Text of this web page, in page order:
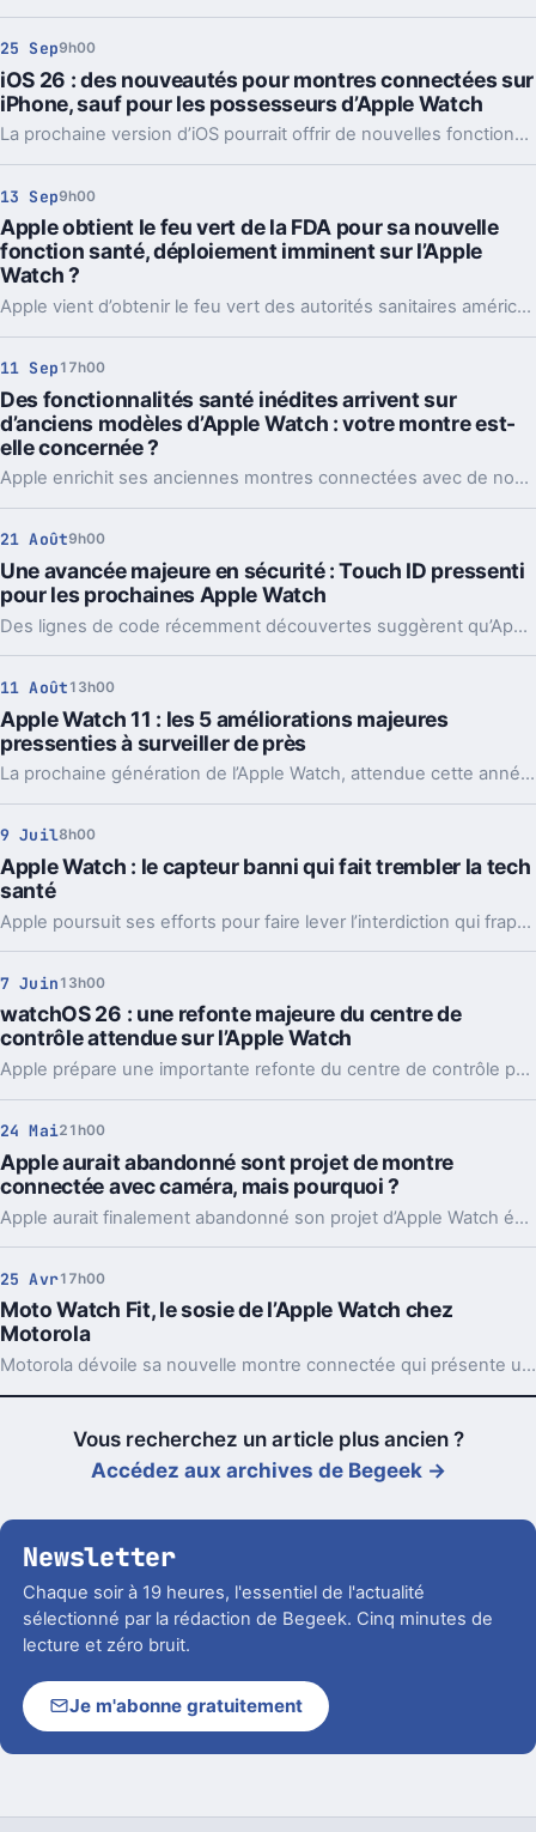
25 Sep9h00
iOS 26 : des nouveautés pour montres connectées sur
iPhone, sauf pour les possesseurs d’Apple Watch
La prochaine version d’iOS pourrait offrir de nouvelles fonctionnalités pour mieux gérer les montres connectées sur iPhone. Cependant, ces améliorations seraient principalement destinées aux utilisateurs qui ne possèdent pas déjà une Apple Watch.
13 Sep9h00
Apple obtient le feu vert de la FDA pour sa nouvelle
fonction santé, déploiement imminent sur l’Apple
Watch ?
Apple vient d’obtenir le feu vert des autorités sanitaires américaines pour la dernière fonctionnalité de suivi de santé de l’Apple Watch, qui sera disponible dès la semaine prochaine pour les utilisateurs de la montre connectée du géant californien.
11 Sep 17h00
Des fonctionnalités santé inédites arrivent sur
d’anciens modèles d’Apple Watch : votre montre est-
elle concernée ?
Apple enrichit ses anciennes montres connectées avec de nouvelles fonctionnalités de suivi de la santé. Découvrez si votre modèle fait partie des appareils concernés par cette mise à jour, qui promet d’améliorer le suivi du bien-être au quotidien.
21 Août9h00
Une avancée majeure en sécurité : Touch ID pressenti
pour les prochaines Apple Watch
Des lignes de code récemment découvertes suggèrent qu’Apple prépare l’intégration de Touch ID sur ses prochaines Apple Watch, marquant ainsi une avancée importante en matière de sécurité pour les futurs modèles de la montre connectée.
11 Août 13h00
Apple Watch 11 : les 5 améliorations majeures
pressenties à surveiller de près
La prochaine génération de l’Apple Watch, attendue cette année, suscite déjà l’intérêt avec plusieurs améliorations majeures évoquées par les rumeurs. Cinq nouveautés particulièrement marquantes pourraient transformer l’expérience utilisateur et renforcer la position d’Apple sur le marché des montres connectées.
9 Juil8h00
Apple Watch : le capteur banni qui fait trembler la tech
santé
Apple poursuit ses efforts pour faire lever l’interdiction qui frappe le capteur d’oxygène sanguin de ses montres connectées, contestée sur fond de litige juridique.
7 Juin 13h00
watchOS 26 : une refonte majeure du centre de
contrôle attendue sur l’Apple Watch
Apple prépare une importante refonte du centre de contrôle pour l’Apple Watch avec la prochaine version watchOS 26. Les premières informations laissent entrevoir des changements notables dans l’interface et les fonctionnalités proposées aux utilisateurs.
24 Mai21h00
Apple aurait abandonné sont projet de montre
connectée avec caméra, mais pourquoi ?
Apple aurait finalement abandonné son projet d’Apple Watch équipée d’une caméra. Des difficultés techniques et des compromis sur le design pourraient expliquer ce choix, alors que la marque repense ses priorités pour ses futures innovations connectées.
25 Avr17h00
Moto Watch Fit, le sosie de l’Apple Watch chez
Motorola
Motorola dévoile sa nouvelle montre connectée qui présente une ressemblance frappante avec l'Apple Watch, en combinant fonctionnalités innovantes et design raffiné.
Vous recherchez un article plus ancien ?
Accédez aux archives de Begeek →
Newsletter
Chaque soir à 19 heures, l'essentiel de l'actualité
sélectionné par la rédaction de Begeek. Cinq minutes de
lecture et zéro bruit.
Je m'abonne gratuitement